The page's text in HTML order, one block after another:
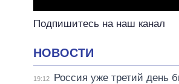
Подпишитесь на наш канал
НОВОСТИ
19:12
Россия уже третий день